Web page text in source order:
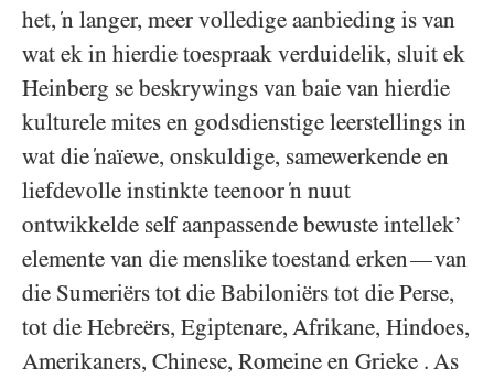
het, ‘n langer, meer volledige aanbieding is van
wat ek in hierdie toespraak verduidelik, sluit ek
Heinberg se beskrywings van baie van hierdie
kulturele mites en godsdienstige leerstellings in
wat die ‘naïewe, onskuldige, samewerkende en
liefdevolle instinkte teenoor ‘n nuut
ontwikkelde self aanpassende bewuste intellek’
elemente van die menslike toestand erken—van
die Sumeriërs tot die Babiloniërs tot die Perse,
tot die Hebreërs, Egiptenare, Afrikane, Hindoes,
Amerikaners, Chinese, Romeine en Grieke . As